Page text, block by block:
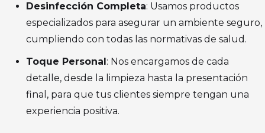
Desinfección Completa: Usamos productos
especializados para asegurar un ambiente seguro,
cumpliendo con todas las normativas de salud.
Toque Personal : Nos encargamos de cada
detalle, desde la limpieza hasta la presentación
final, para que tus clientes siempre tengan una
experiencia positiva.